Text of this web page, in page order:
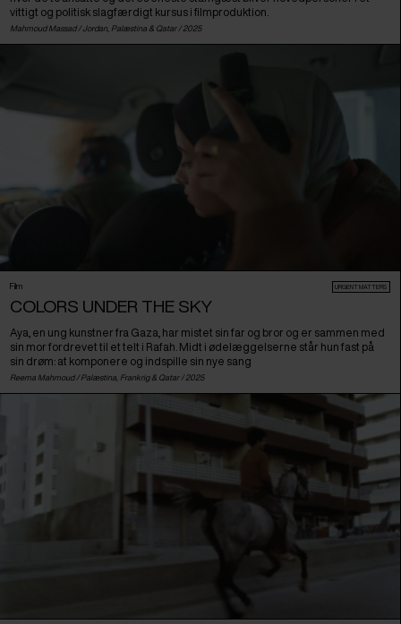
vittigt og politisk slagfærdigt kursus i filmproduktion.
Mahmoud Massad / Jordan Palæstina & Qatar/ 2025
Film URGENT MATTERS
COLORS UNDER THE SKY
Aya, en ung kunstner fra Gaza, har mistet sin far og bror og er sammen med
sin mor fordrevet til et telt i Rafah. Midt i ødelæggelserne står hun fast på
sin drøm: at komponere og indspille sin nye sang
Reema Mahmoud / Palæstina Frankrig& Qatar/ 2025